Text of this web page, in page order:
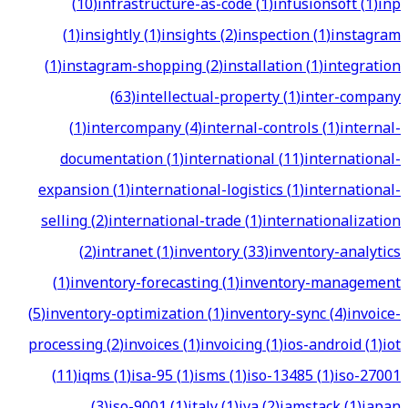
(1)insightly(1)insights(2)inspection(1)instagram
(1)instagram-shopping(2)installation(1)integration
(63)intellectual-property(1)inter-company
(1)intercompany(4)internal-controls(1)internal-
documentation(1)international(11)international-
expansion(1)international-logistics(1)international-
selling(2)international-trade(1)internationalization
(2)intranet(1)inventory(33)inventory-analytics
(1)inventory-forecasting(1)inventory-management
(5)inventory-optimization(1)inventory-sync(4)invoice-
processing(2)invoices(1)invoicing(1)ios-android(1)iot
(11)iqms(1)isa-95(1)isms(1)iso-13485(1)iso-27001